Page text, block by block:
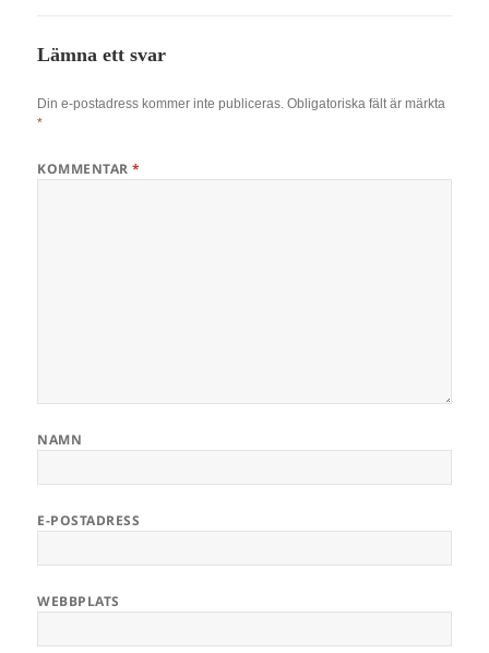
Lämna ett svar
Din e-postadress kommer inte publiceras. Obligatoriska fält är märkta
*
KOMMENTAR*
NAMN
E-POSTADRESS
WEBBPLATS